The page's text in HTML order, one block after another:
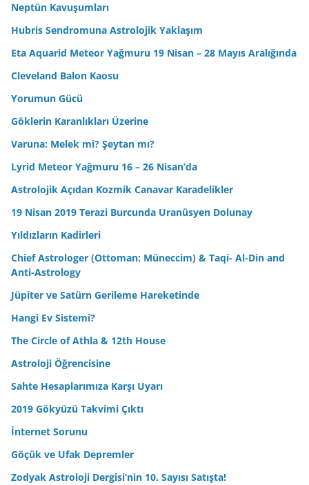
Neptün Kavuşumları
Hubris Sendromuna Astrolojik Yaklaşım
Eta Aquarid Meteor Yağmuru 19 Nisan – 28 Mayıs Aralığında
Cleveland Balon Kaosu
Yorumun Gücü
Göklerin Karanlıkları Üzerine
Varuna: Melek mi? Şeytan mı?
Lyrid Meteor Yağmuru 16 – 26 Nisan’da
Astrolojik Açıdan Kozmik Canavar Karadelikler
19 Nisan 2019 Terazi Burcunda Uranüsyen Dolunay
Yıldızların Kadirleri
Chief Astrologer (Ottoman: Müneccim) & Taqi- Al-Din and
Anti-Astrology
Jüpiter ve Satürn Gerileme Hareketinde
Hangi Ev Sistemi?
The Circle of Athla & 12th House
Astroloji Öğrencisine
Sahte Hesaplarımıza Karşı Uyarı
2019 Gökyüzü Takvimi Çıktı
İnternet Sorunu
Göçük ve Ufak Depremler
Zodyak Astroloji Dergisi’nin 10. Sayısı Satışta!